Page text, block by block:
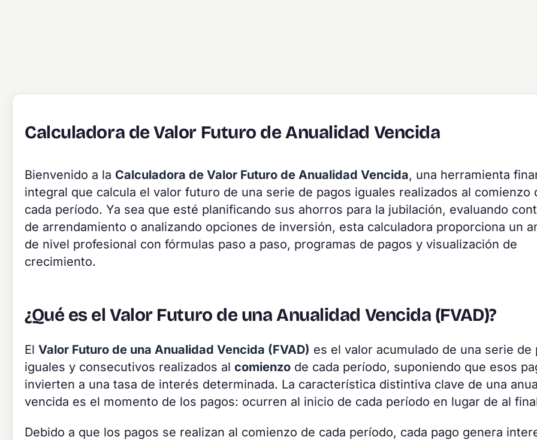
Calculadora de Valor Futuro de Anualidad Vencida
Bienvenido a la Calculadora de Valor Futuro de Anualidad Vencida, una herramienta
integral que calcula el valor futuro de una serie de pagos iguales realizados al comienzo
cada período. Ya sea que esté planificando sus ahorros para la jubilación, evaluando
de arrendamiento o analizando opciones de inversión, esta calculadora proporciona un
de nivel profesional con fórmulas paso a paso, programas de pagos y visualización de
crecimiento.
¿Qué es el Valor Futuro de una Anualidad Vencida (FVAD)?
El Valor Futuro de una Anualidad Vencida (FVAD) es el valor acumulado de una serie de
iguales y consecutivos realizados al comienzo de cada período, suponiendo que esos
invierten a una tasa de interés determinada. La característica distintiva clave de una
vencida es el momento de los pagos: ocurren al inicio de cada período en lugar de al
Debido a que los pagos se realizan al comienzo de cada período, cada pago genera